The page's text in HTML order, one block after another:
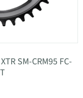
SM-CRM95 FC-